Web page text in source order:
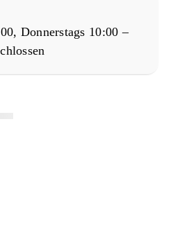
Donnerstags 10:00 –